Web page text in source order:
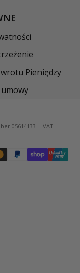
Pieniędzy
05614133 | VAT